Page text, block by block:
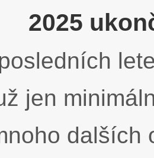
2025
jen
dalších